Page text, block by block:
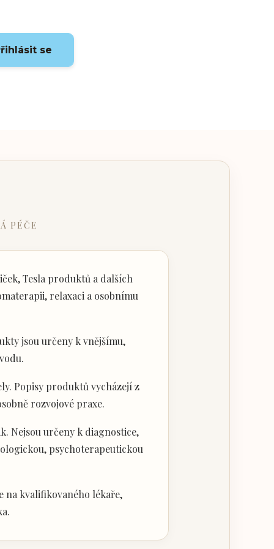
se
PÉČE
Tesla produktů a dalších
relaxaci a osobnímu
jsou určeny k vnějšímu,
Popisy produktů vycházejí z
rozvojové praxe.
Nejsou určeny k diagnostice,
psychoterapeutickou
na kvalifikovaného lékaře,